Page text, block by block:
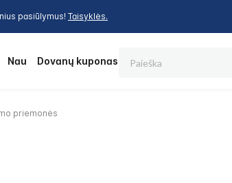
pasiūlymus! Taisyklės.
Nauja Dovanų kuponas
priemonės